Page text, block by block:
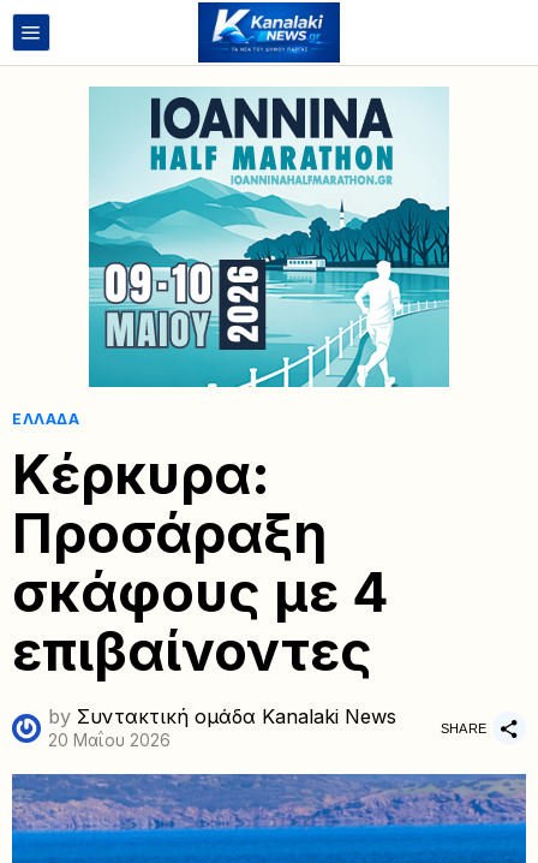
ΕΛΛΆΔΑ
Κέρκυρα:
Προσάραξη
σκάφους με 4
επιβαίνοντες
by Συντακτική ομάδα Kanalaki News
20 Μαΐου 2026
SHARE